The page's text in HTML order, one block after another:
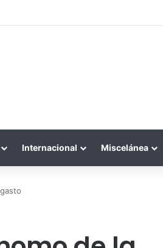
Internacional Miscelánea